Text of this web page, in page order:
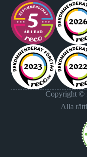
Copyright ©
Alla